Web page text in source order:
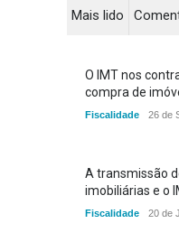
Mais lido
O IMT nos
compra de
Fiscalidade 26 de
A transmissão
imobiliárias e o
Fiscalidade 20 de